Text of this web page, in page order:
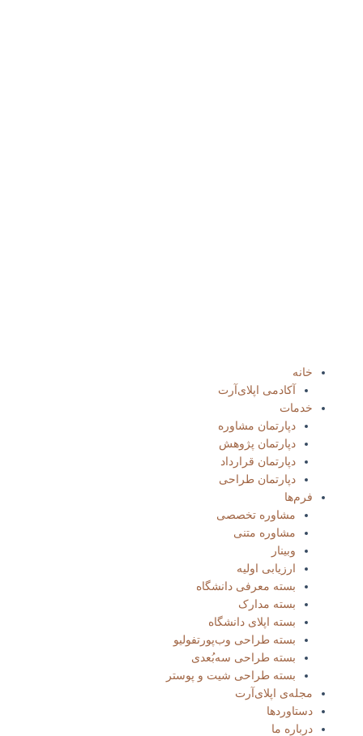
خانه
آکادمی اپلای‌آرت
خدمات
دپارتمان مشاوره
دپارتمان پژوهش
دپارتمان قرارداد
دپارتمان طراحی
فرم‌ها
مشاوره تخصصی
مشاوره متنی
وبینار
ارزیابی اولیه
بسته معرفی دانشگاه
بسته مدارک
بسته‌ اپلای دانشگاه
بسته طراحی وب‌پورتفولیو​
بسته طراحی سه‌بُعدی
بسته طراحی شیت و پوستر
مجله‌ی اپلای‌آرت
دستاوردها
درباره ما